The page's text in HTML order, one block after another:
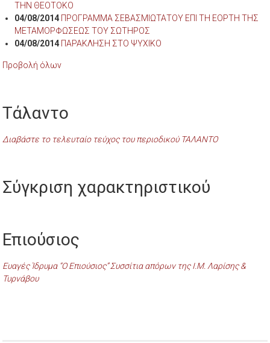
ΤΗΝ ΘΕΟΤΟΚΟ
04/08/2014 ΠΡΟΓΡΑΜΜΑ ΣΕΒΑΣΜΙΩΤΑΤΟΥ ΕΠΙ ΤΗ ΕΟΡΤΗ ΤΗΣ
ΜΕΤΑΜΟΡΦΩΣΕΩΣ ΤΟΥ ΣΩΤΗΡΟΣ
04/08/2014 ΠΑΡΑΚΛΗΣΗ ΣΤΟ ΨΥΧΙΚΟ
Προβολή όλων
Τάλαντο
Διαβάστε το τελευταίο τεύχος του περιοδικού ΤΑΛΑΝΤΟ
Σύγκριση χαρακτηριστικού
Επιούσιος
Ευαγές Ίδρυμα “Ο Επιούσιος” Συσσίτια απόρων της Ι.Μ. Λαρίσης &
Τυρνάβου